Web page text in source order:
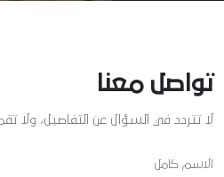
تواصل معنا
لا تتردد في السؤال عن التفاصيل، ولا
الاسم كامل